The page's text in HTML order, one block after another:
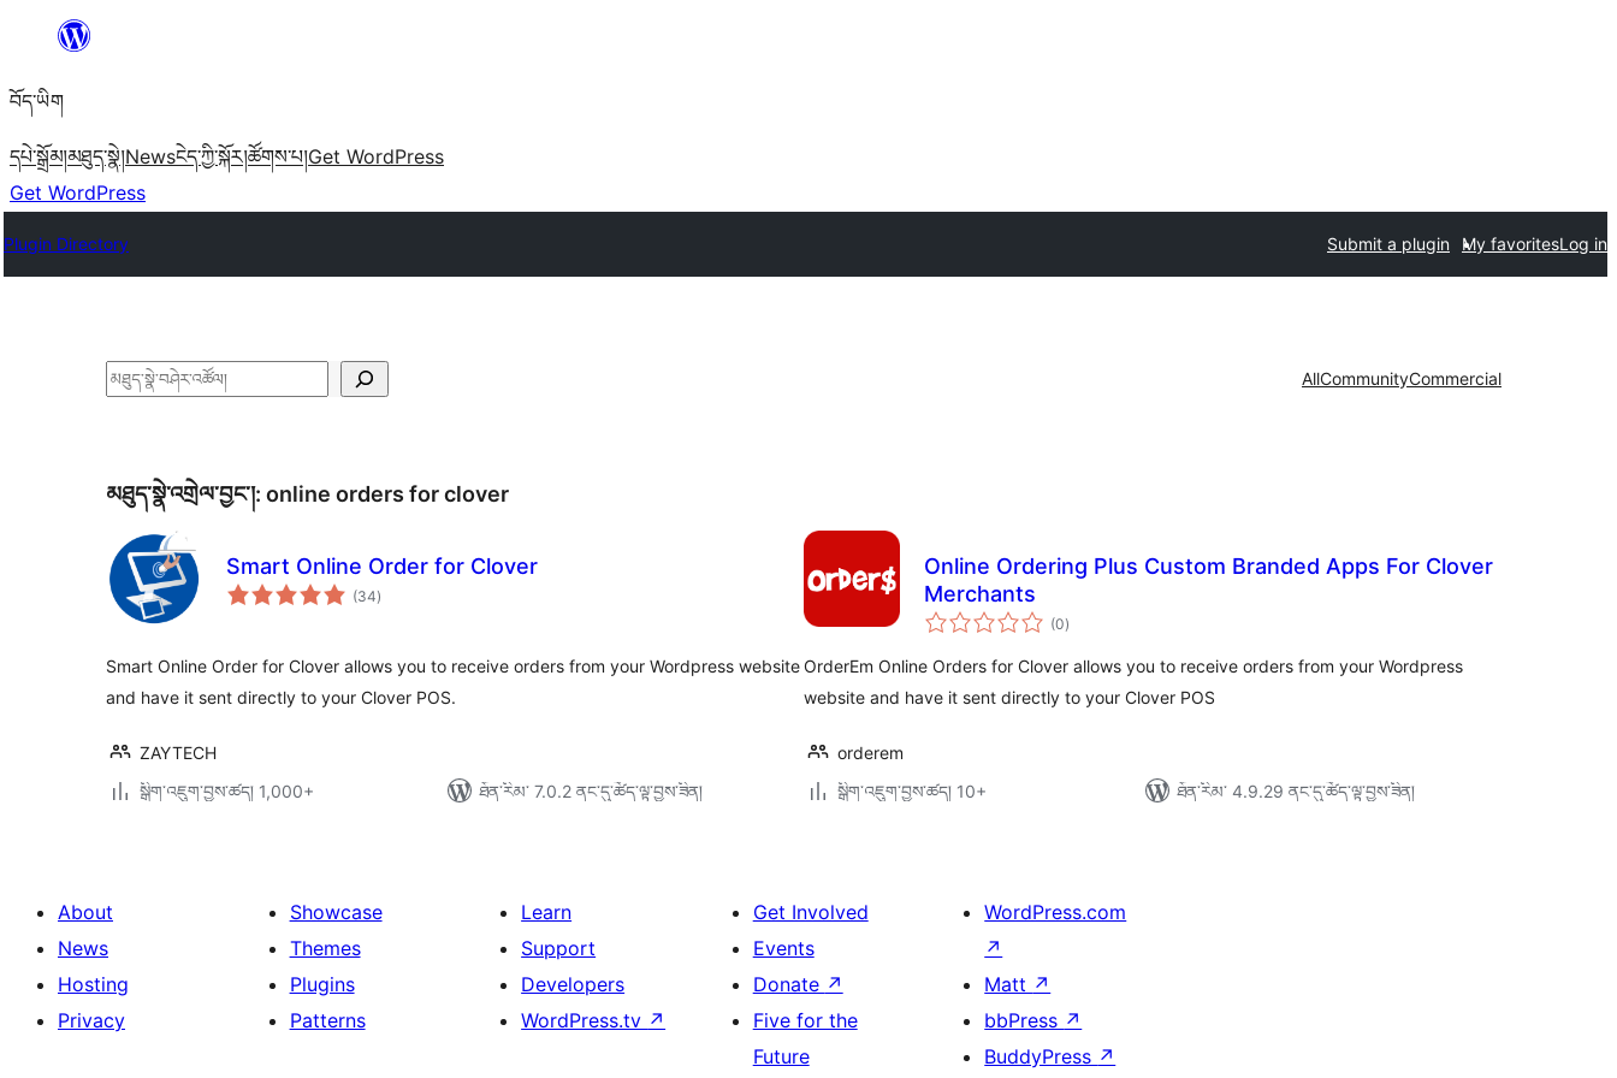
content
བོད་ཡིག
དཔེ་སྒྲོམ།མཐུད་སྣེ།Newsངེད་ཀྱི་སྐོར།ཚོགས་པ།Get WordPress
Get WordPress
Plugin Directory Submit a plugin My favoritesLog in
བཤེར་
AllCommunityCommercial
མཐུད་སྣེ་འགྲེལ་བྱང་།: online orders for clover
Smart Online Order for Clover
(34གདེང་
འཇོག་
)
Smart Online Order for Clover allows you to receive orders from your Wordpress website
and have it sent directly to your Clover POS.
ZAYTECH
སྒྲིག་འཇུག་བྱས་ཚད། 1,000+
ཐོན་རིམ་ 7.0.2 ནང་དུ་ཚོད་ལྟ་བྱས་ཟིན།
Online Ordering Plus Custom Branded Apps For Clover
Merchants
(0གདེང་
འཇོག་
ཚང་།
)
OrderEm Online Orders for Clover allows you to receive orders from your Wordpress
website and have it sent directly to your Clover POS
orderem
སྒྲིག་འཇུག་བྱས་ཚད། 10+
ཐོན་རིམ་ 4.9.29 ནང་དུ་ཚོད་ལྟ་བྱས་ཟིན།
About
News
Hosting
Privacy
Showcase
Themes
Plugins
Patterns
Learn
Support
Developers
WordPress.tv ↗
Get Involved
Events
Donate ↗
Five for the
Future
WordPress.com
↗
Matt ↗
bbPress ↗
BuddyPress ↗